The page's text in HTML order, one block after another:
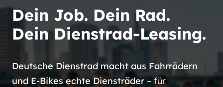
Dein J ob. Dein Rad.
Dein Dienstrad-Leasing.
Deutsche Dienstrad macht aus Fahrrädern
und E-Bikes echte Diensträder – für